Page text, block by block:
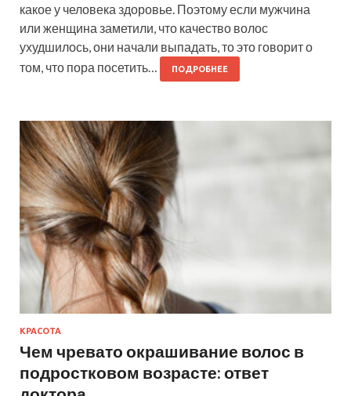
какое у человека здоровье. Поэтому если мужчина
или женщина заметили, что качество волос
ухудшилось, они начали выпадать, то это говорит о
том, что пора посетить…
ПОДРОБНЕЕ
КРАСОТА
Чем чревато окрашивание волос в
подростковом возрасте: ответ